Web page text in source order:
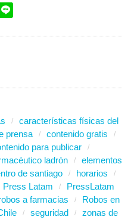
características físicas del
prensa
contenido gratis
para publicar
ladrón
elementos
de santiago
horarios
Press Latam
PressLatam
a farmacias
Robos en
seguridad
zonas de